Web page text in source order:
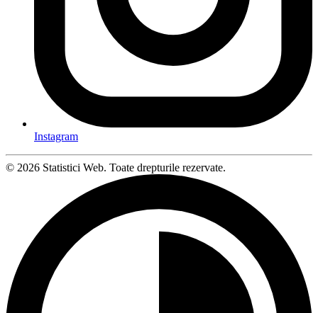
Instagram
© 2026 Statistici Web. Toate drepturile rezervate.